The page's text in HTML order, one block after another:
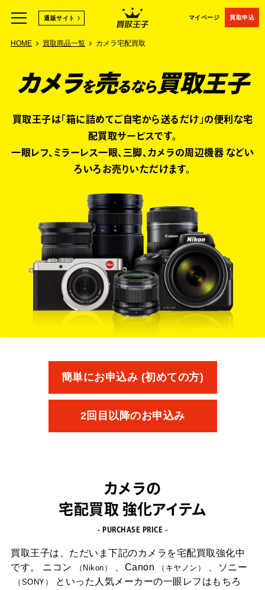
マイページ 買取申込
通販サイト
HOME 買取商品一覧 カメラ宅配買取
カメラを売るなら買取王子
買取王子は「箱に詰めてご自宅から送るだけ」の便利な宅
配買取サービスです。
一眼レフ、ミラーレス一眼、三脚、カメラの周辺機器 などい
ろいろお売りいただけます。
簡単にお申込み (初めての方)
2回目以降のお申込み
カメラの
宅配買取 強化アイテム
- PURCHASE PRICE -
買取王子は、ただいま下記のカメラを宅配買取強化中
です。
ニコン Nikon 、Canon キヤノン 、ソニー
SONY
といった人気メーカーの一眼レフはもちろ